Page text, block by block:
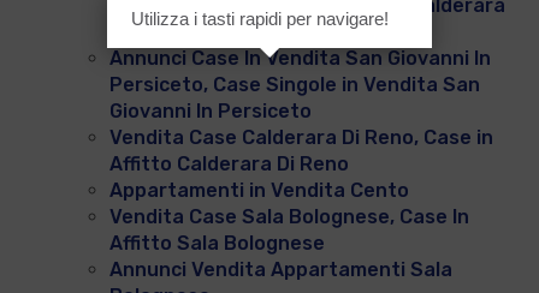
Annunci Vendita Appartamenti Calderara
Di Reno
Annunci Case In Vendita San Giovanni In
Persiceto, Case Singole in Vendita San
Giovanni In Persiceto
Vendita Case Calderara Di Reno, Case in
Affitto Calderara Di Reno
Appartamenti in Vendita Cento
Vendita Case Sala Bolognese, Case In
Affitto Sala Bolognese
Annunci Vendita Appartamenti Sala
Utilizza i tasti rapidi per navigare!